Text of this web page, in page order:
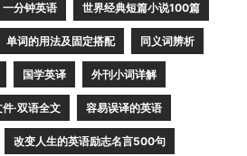
一分钟英语 世界经典短篇小说100篇
单词的用法及固定搭配 同义词辨析
国学英译 外刊小词详解
·双语全文 容易误译的英语
改变人生的英语励志名言500句